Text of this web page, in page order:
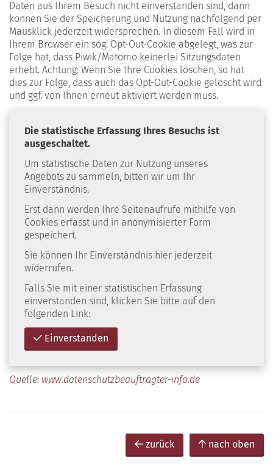
Daten aus Ihrem Besuch nicht ein­ver­stan­den sind, dann
kön­nen Sie der Spei­che­rung und Nut­zung nachfolgend per
Maus­klick jederzeit wider­spre­chen. In diesem Fall wird in
Ihrem Browser ein sog. Opt-Out-Cookie abgelegt, was zur
Folge hat, dass Piwik/Matomo kei­ner­lei Sit­zungs­da­ten
erhebt. Achtung: Wenn Sie Ihre Cookies löschen, so hat
dies zur Folge, dass auch das Opt-Out-Cookie gelöscht wird
und ggf. von Ihnen erneut aktiviert werden muss.
Die statistische Erfassung Ihres Besuchs ist
ausgeschaltet.
Um statistische Daten zur Nutzung unseres
Angebots zu sammeln, bitten wir um Ihr
Einverständnis.
Erst dann werden Ihre Seitenaufrufe mithilfe von
Cookies erfasst und in anonymisierter Form
gespeichert.
Sie können Ihr Einverständnis hier jederzeit
widerrufen.
Falls Sie mit einer statistischen Erfassung
einverstanden sind, klicken Sie bitte auf den
folgenden Link:
Einverstanden
Quelle: www.datenschutzbeauftragter-info.de
zurück nach oben